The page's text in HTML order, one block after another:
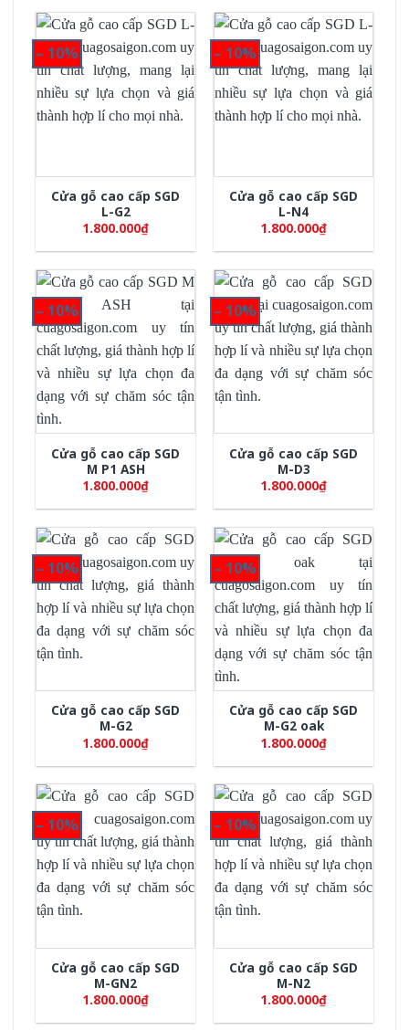
– 10%
Cửa gỗ cao cấp SGD
L-G2
1.800.000₫
– 10%
Cửa gỗ cao cấp SGD
L-N4
1.800.000₫
– 10%
Cửa gỗ cao cấp SGD
M P1 ASH
1.800.000₫
– 10%
Cửa gỗ cao cấp SGD
M-D3
1.800.000₫
– 10%
Cửa gỗ cao cấp SGD
M-G2
1.800.000₫
– 10%
Cửa gỗ cao cấp SGD
M-G2 oak
1.800.000₫
– 10%
Cửa gỗ cao cấp SGD
M-GN2
1.800.000₫
– 10%
Cửa gỗ cao cấp SGD
M-N2
1.800.000₫